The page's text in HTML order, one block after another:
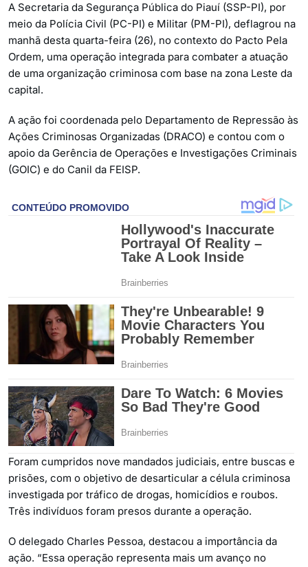
A Secretaria da Segurança Pública do Piauí (SSP-PI), por
meio da Polícia Civil (PC-PI) e Militar (PM-PI), deflagrou na
manhã desta quarta-feira (26), no contexto do Pacto Pela
Ordem, uma operação integrada para combater a atuação
de uma organização criminosa com base na zona Leste da
capital.
A ação foi coordenada pelo Departamento de Repressão às
Ações Criminosas Organizadas (DRACO) e contou com o
apoio da Gerência de Operações e Investigações Criminais
(GOIC) e do Canil da FEISP.
Foram cumpridos nove mandados judiciais, entre buscas e
prisões, com o objetivo de desarticular a célula criminosa
investigada por tráfico de drogas, homicídios e roubos.
Três indivíduos foram presos durante a operação.
O delegado Charles Pessoa, destacou a importância da
ação. “Essa operação representa mais um avanço no